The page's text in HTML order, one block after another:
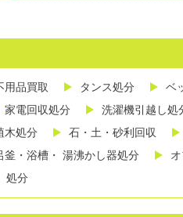
用品買取 タンス処分 ベ
家電回収処分 洗濯機引越し処
木処分 石・土・砂利回収
釜・浴槽・ 湯沸かし器処分
処分